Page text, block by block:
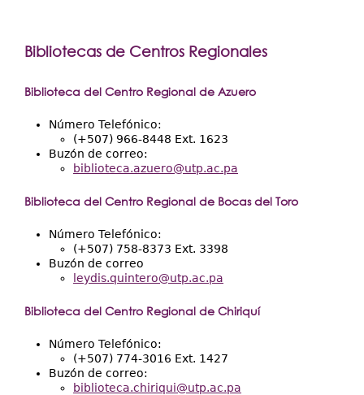
Bibliotecas de Centros Regionales
Biblioteca del Centro Regional de Azuero
Número Telefónico:
(+507) 966-8448 Ext. 1623
Buzón de correo:
biblioteca.azuero@utp.ac.pa
Biblioteca del Centro Regional de Bocas del Toro
Número Telefónico:
(+507) 758-8373 Ext. 3398
Buzón de correo
leydis.quintero@utp.ac.pa
Biblioteca del Centro Regional de Chiriquí
Número Telefónico:
(+507) 774-3016 Ext. 1427
Buzón de correo:
biblioteca.chiriqui@utp.ac.pa